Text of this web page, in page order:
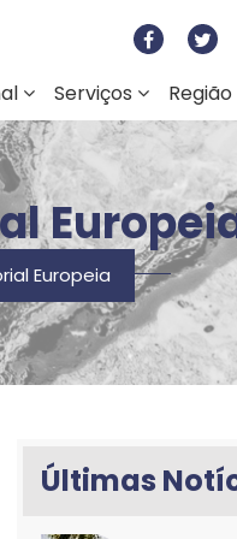
Serviços
Europeia
Últimas